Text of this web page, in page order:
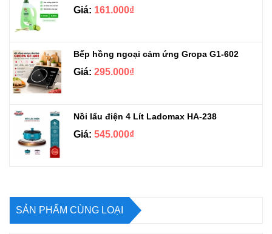
Giá: 161.000₫
Bếp hồng ngoại cảm ứng Gropa G1-602
Giá: 295.000₫
Nồi lẩu điện 4 Lít Ladomax HA-238
Giá: 545.000₫
SẢN PHẨM CÙNG LOẠI